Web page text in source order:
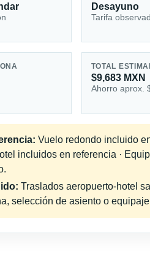
Desayuno
Tarifa
TOTAL
$9,683 MXN
Ahorro aprox.
Vuelo redondo incluido
incluidos en referencia ·
Traslados aeropuerto-hotel
selección de asiento o